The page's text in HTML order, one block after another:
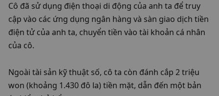
Cô đã sử dụng điện thoại di động của anh ta để truy
cập vào các ứng dụng ngân hàng và sàn giao dịch tiền
điện tử của anh ta, chuyển tiền vào tài khoản cá nhân
của cô.
Ngoài tài sản kỹ thuật số, cô ta còn đánh cắp 2 triệu
won (khoảng 1.430 đô la) tiền mặt, dẫn đến một bản